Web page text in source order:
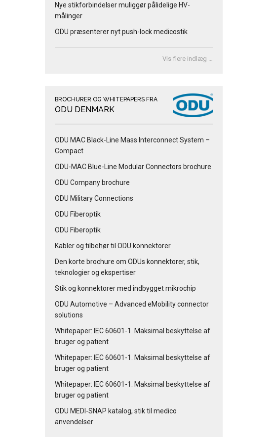
Nye stikforbindelser muliggør pålidelige HV-
målinger
ODU præsenterer nyt push-lock medicostik
Vis flere indlæg …
BROCHURER OG WHITEPAPERS FRA
ODU DENMARK
ODU MAC Black-Line Mass Interconnect System –
Compact
ODU-MAC Blue-Line Modular Connectors brochure
ODU Company brochure
ODU Military Connections
ODU Fiberoptik
ODU Fiberoptik
Kabler og tilbehør til ODU konnektorer
Den korte brochure om ODUs konnektorer, stik,
teknologier og ekspertiser
Stik og konnektorer med indbygget mikrochip
ODU Automotive – Advanced eMobility connector
solutions
Whitepaper: IEC 60601-1. Maksimal beskyttelse af
bruger og patient
Whitepaper: IEC 60601-1. Maksimal beskyttelse af
bruger og patient
Whitepaper: IEC 60601-1. Maksimal beskyttelse af
bruger og patient
ODU MEDI-SNAP katalog, stik til medico
anvendelser